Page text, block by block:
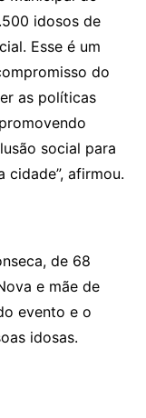
idosos de
Esse é um
do
as políticas
social para
afirmou.
de 68
e mãe de
evento e o
idosas.